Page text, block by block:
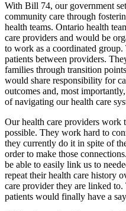
With Bill 74, our government
community care through
health teams. Ontario health
care providers and would be
to work as a coordinated
patients between providers.
families through transition
would share responsibility for
outcomes and, most
of navigating our health care
Our health care providers work
possible. They work hard to
they currently do it in spite of
order to make those
be able to easily link us to
repeat their health care history
care provider they are linked
patients would finally have a